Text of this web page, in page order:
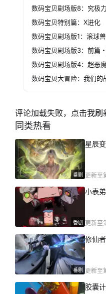
数码宝贝剧场版8：究极
数码宝贝特别篇：X进化
数码宝贝剧场版1：滚球
数码宝贝剧场版4：超恶
数码宝贝大冒险：我们的
评论加载失败，点击我刷
同类热看
番剧
星辰
更新至
番剧
小表
更新至
番剧
修仙
更新至
胶囊